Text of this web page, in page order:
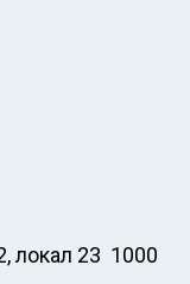
локал 23 1000